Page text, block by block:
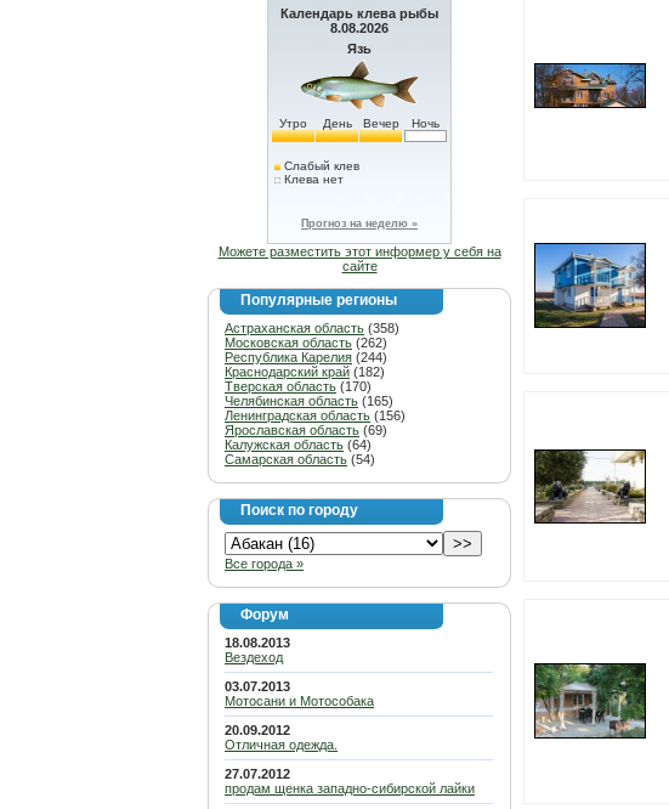
Календарь клева рыбы
8.08.2026
Язь
Утро День Вечер Ночь
Слабый клев
Клева нет
Прогноз на неделю »
Можете разместить этот информер у себя на
сайте
Популярные регионы
Астраханская область (358)
Московская область (262)
Республика Карелия (244)
Краснодарский край (182)
Тверская область (170)
Челябинская область (165)
Ленинградская область (156)
Ярославская область (69)
Калужская область (64)
Самарская область (54)
Поиск по городу
Все города »
Форум
18.08.2013
Вездеход
03.07.2013
Мотосани и Мотособака
20.09.2012
Отличная одежда.
27.07.2012
продам щенка западно-сибирской лайки